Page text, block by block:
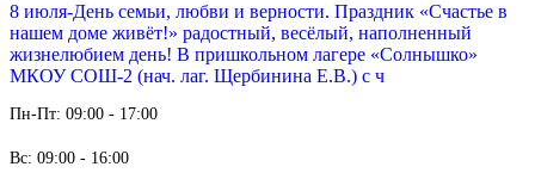
8 июля-День семьи, любви и верности. Праздник «Счастье в
нашем доме живёт!» радостный, весёлый, наполненный
жизнелюбием день! В пришкольном лагере «Солнышко»
МКОУ СОШ-2 (нач. лаг. Щербинина Е.В.) с ч
Пн-Пт: 09:00 - 17:00
Вс: 09:00 - 16:00